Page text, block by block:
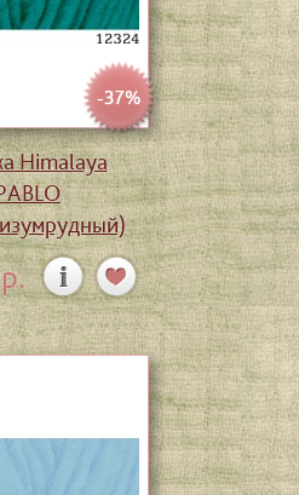
-37%
Himalaya